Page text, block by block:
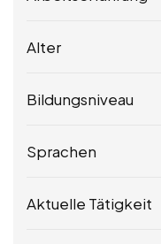
Alter
Bildungsniveau
Sprachen
Aktuelle Tätigkeit